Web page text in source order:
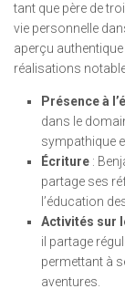
tant que père de
vie personnelle
aperçu
réalisations
Présence à
dans le
sympathique
Écriture :
partage ses
l’éducation
Activités sur
il partage
permettant à
aventures.